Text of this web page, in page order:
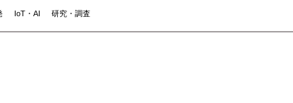
IoT・AI
研究・調査